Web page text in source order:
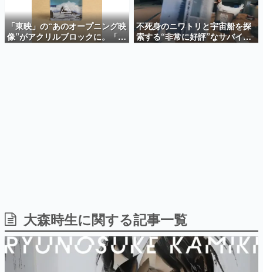
殿堂入り記事
SNS拡散数が数千以上！ ページビュー数万以上！ などな
ど。多くの人々に読まれた、電ファミ渾身の“殿堂入り”記
事をまとめました。
日本のコンテンツ産業やカルチャーに与えた影響を探る企
画です。
日本モバイルゲーム産業史
日本のモバイルゲーム史における主要なトピック・タイト
ルを網羅するほか、開発者へのインタビューや識者による
ム、型式番号などを配置
「東映」の“あのオープニング映
像”がアクリルブロックに。「東
映ヒストリカル グッズコレクシ
不死身のニワトリと宇宙船を探
索する“非常に好評”なサバイバ
ルゲーム『Breathedge』が無
大森時生に関する記事一覧